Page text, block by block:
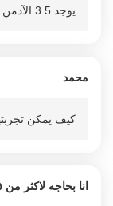
يوجد 3.5 الآدمن : لا يوجد
محمد
كيف يمكن
انا بحاجه لاكثر من ٢،٥ درجه